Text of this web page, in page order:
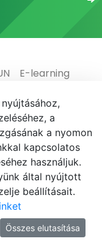
E-learning
a
a nyomon
kapcsolatos
használjuk.
által nyújtott
beállításait.
Összes elutasítása